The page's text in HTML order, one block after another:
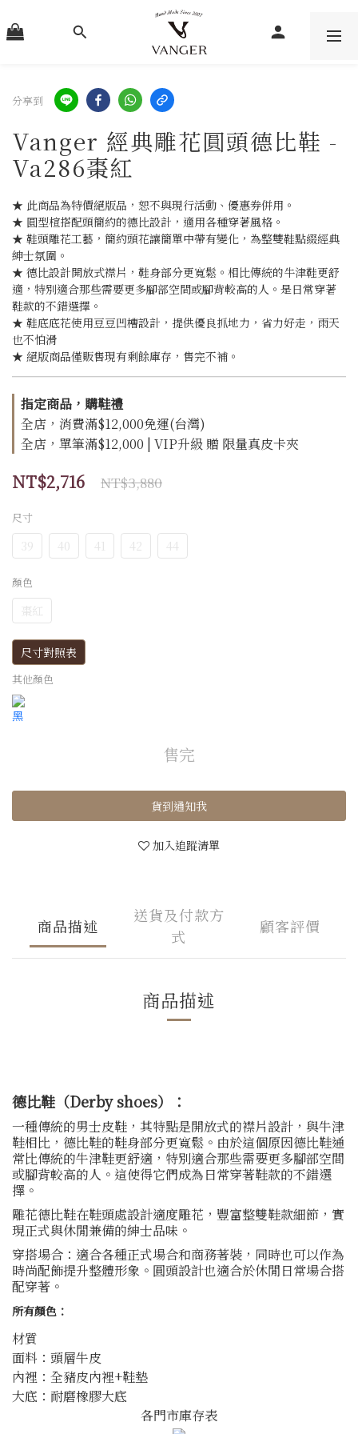
分享到
Vanger 經典雕花圓頭德比鞋 -
Va286棗紅
★ 此商品為特價絕版品，恕不與現行活動、優惠券併用。
★ 圓型楦搭配頭簡約的德比設計，適用各種穿著風格。
★ 鞋頭雕花工藝，簡約頭花讓簡單中帶有變化，為整雙鞋點綴經典
紳士氛圍。
★ 德比設計開放式襟片，鞋身部分更寬鬆。相比傳統的牛津鞋更舒
適，特別適合那些需要更多腳部空間或腳背較高的人。是日常穿著
鞋款的不錯選擇。
★ 鞋底底花使用豆豆凹槽設計，提供優良抓地力，省力好走，雨天
也不怕滑
★ 絕版商品僅販售現有剩餘庫存，售完不補。
指定商品，購鞋禮
全店，消費滿$12,000免運(台灣)
全店，單筆滿$12,000 | VIP升級 贈 限量真皮卡夾
NT$2,716 NT$3,880
尺寸
39 40 41 42 44
顏色
棗紅
尺寸對照表
其他顏色
售完
貨到通知我
加入追蹤清單
商品描述
送貨及付款方
式
顧客評價
商品描述
德比鞋（Derby shoes）：
一種傳統的男士皮鞋，其特點是開放式的襟片設計，與牛津
鞋相比，德比鞋的鞋身部分更寬鬆。由於這個原因德比鞋通
常比傳統的牛津鞋更舒適，特別適合那些需要更多腳部空間
或腳背較高的人。這使得它們成為日常穿著鞋款的不錯選
擇。
雕花德比鞋在鞋頭處設計適度雕花，豐富整雙鞋款細節，實
現正式與休閒兼備的紳士品味。
穿搭場合：適合各種正式場合和商務著裝，同時也可以作為
時尚配飾提升整體形象。圓頭設計也適合於休閒日常場合搭
配穿著。
所有顏色：
材質
面料：頭層牛皮
內裡：全豬皮內裡+鞋墊
大底：耐磨橡膠大底
各門市庫存表